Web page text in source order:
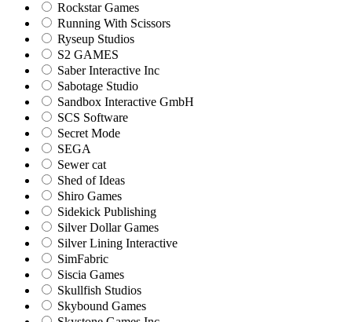
Rockstar Games
Running With Scissors
Ryseup Studios
S2 GAMES
Saber Interactive Inc
Sabotage Studio
Sandbox Interactive GmbH
SCS Software
Secret Mode
SEGA
Sewer cat
Shed of Ideas
Shiro Games
Sidekick Publishing
Silver Dollar Games
Silver Lining Interactive
SimFabric
Siscia Games
Skullfish Studios
Skybound Games